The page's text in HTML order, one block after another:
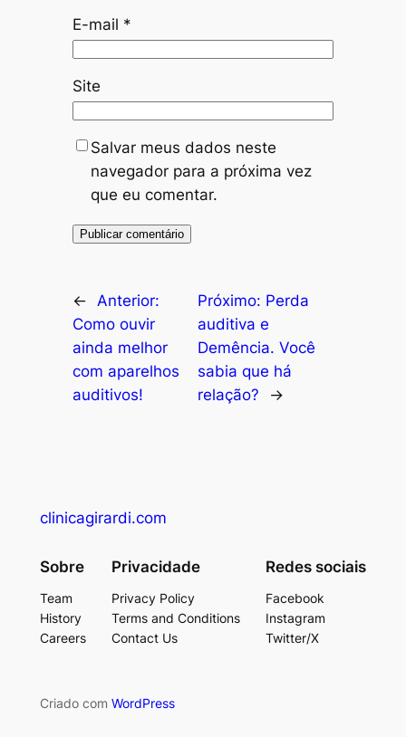
E-mail *
Site
Salvar meus dados neste
navegador para a próxima vez
que eu comentar.
←
Anterior:
Como ouvir
ainda melhor
com aparelhos
auditivos!
Próximo: Perda
auditiva e
Demência. Você
sabia que há
relação?
→
clinicagirardi.com
Sobre
Team
History
Careers
Privacidade
Privacy Policy
Terms and Conditions
Contact Us
Redes sociais
Facebook
Instagram
Twitter/X
Criado com WordPress